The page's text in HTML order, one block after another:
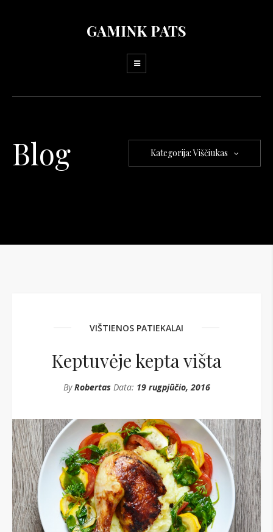
GAMINK PATS
Blog Kategorija: Viščiukas
VIŠTIENOS PATIEKALAI
Keptuvėje kepta višta
ByRobertas Data: 19 rugpjūčio, 2016